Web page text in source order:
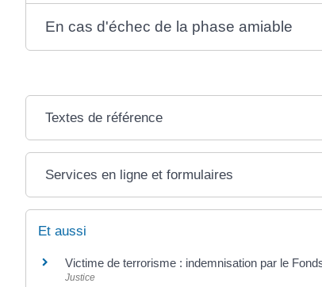
En cas d'échec de la phase amiable
Textes de référence
Services en ligne et formulaires
Et aussi
Victime de terrorisme : indemnisation par le
Justice